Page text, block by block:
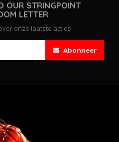
OUR STRINGPOINT
LETTER
onze laatste acties
Abonneer